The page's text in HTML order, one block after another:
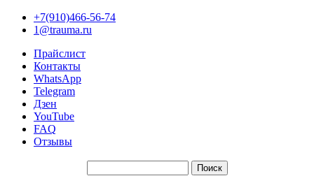
+7(910)466-56-74
1@trauma.ru
Прайслист
Контакты
WhatsApp
Telegram
Дзен
YouTube
FAQ
Отзывы